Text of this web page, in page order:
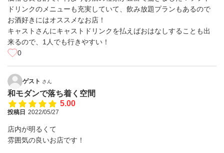
ドリンクのメニューも充実していて、飲み放題プランもあるので
お酒好きにはオススメなお店！
キャストさんにキャストドリンクを払えばおはなしすることも出
来るので、1人でも行きやすい！
0
ゲスト さん
和モダンで落ち着く空間
5.00
投稿日 2022/05/27
店内が明るくて
雰囲気の良いお店です！